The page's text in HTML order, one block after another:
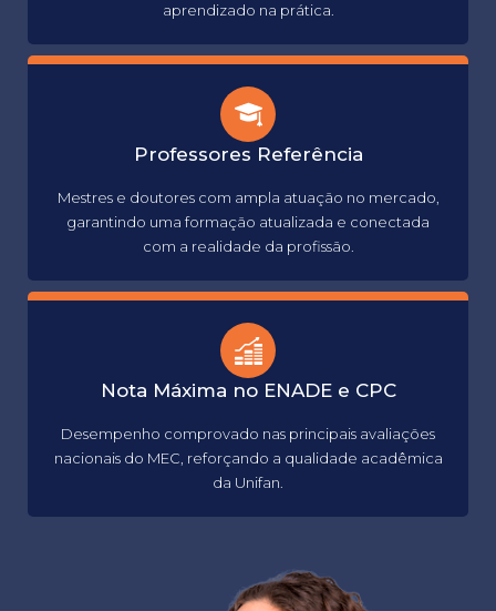
aprendizado na prática.
Professores Referência
Mestres e doutores com ampla atuação no mercado,
garantindo uma formação atualizada e conectada
com a realidade da profissão.
Nota Máxima no ENADE e CPC
Desempenho comprovado nas principais avaliações
nacionais do MEC, reforçando a qualidade acadêmica
da Unifan.